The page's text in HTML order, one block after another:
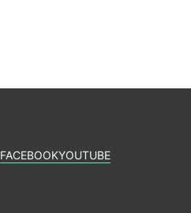
FACEBOOKYOUTUBE